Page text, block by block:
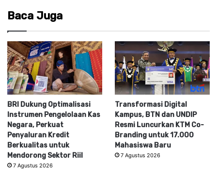
Baca Juga
BRI Dukung Optimalisasi
Instrumen Pengelolaan Kas
Negara, Perkuat
Penyaluran Kredit
Berkualitas untuk
Mendorong Sektor Riil
7 Agustus 2026
Transformasi Digital
Kampus, BTN dan UNDIP
Resmi Luncurkan KTM Co-
Branding untuk 17.000
Mahasiswa Baru
7 Agustus 2026